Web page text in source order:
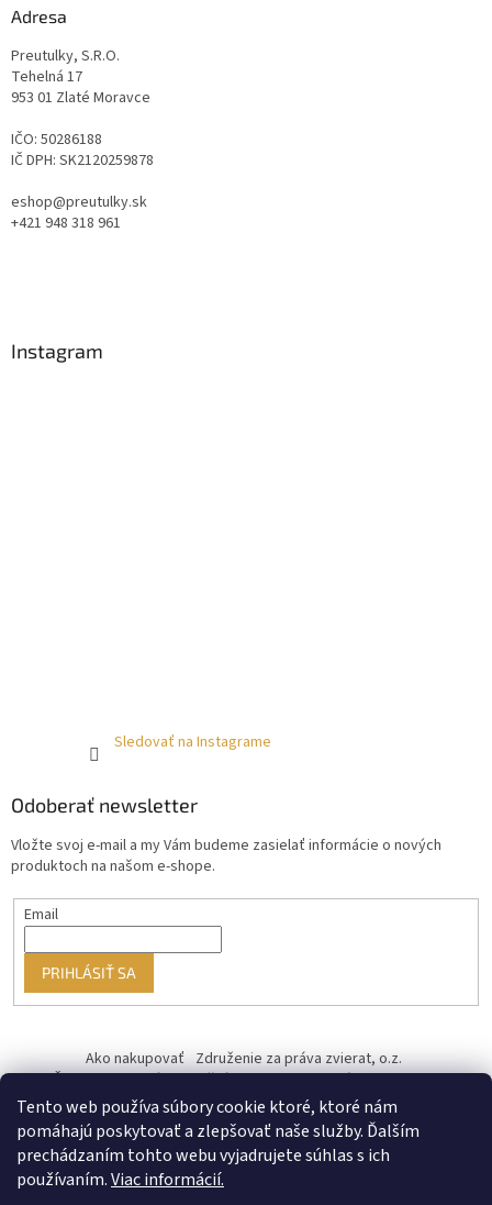
Tento web používa súbory cookie ktoré, ktoré nám
pomáhajú poskytovať a zlepšovať naše služby. Ďalším
prechádzaním tohto webu vyjadrujete súhlas s ich
používaním.Viac informácií.
Adresa
Preutulky, S.R.O.
Tehelná 17
953 01 Zlaté Moravce
IČO: 50286188
IČ DPH: SK2120259878
eshop@preutulky.sk
+421 948 318 961
Instagram
Sledovať na Instagrame
Odoberať newsletter
Vložte svoj e-mail a my Vám budeme zasielať informácie o nových
produktoch na našom e-shope.
Email
PRIHLÁSIŤ SA
Ako nakupovať Združenie za práva zvierat, o.z.
Československý kastračný program Informácie o cookies
od ♥ vybudoval Filip Minár